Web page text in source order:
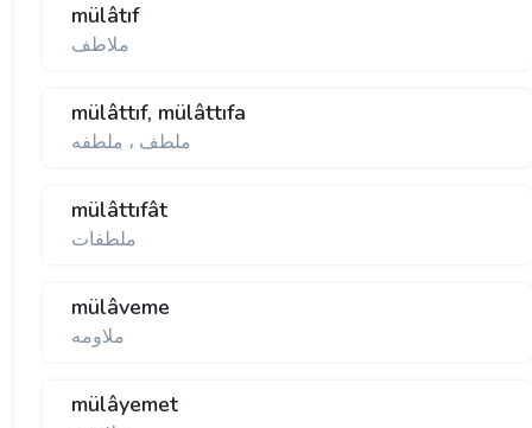
mülâtıf
ملاطف
mülâttıf, mülâttıfa
ملطف ، ملطفه
mülâttıfât
ملطفات
mülâveme
ملاومه
mülâyemet